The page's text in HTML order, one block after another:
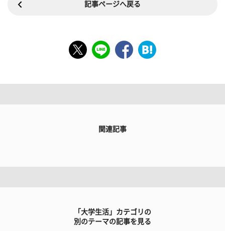
記事ページへ戻る
関連記事
「大学生活」カテゴリの
別のテーマの記事を見る